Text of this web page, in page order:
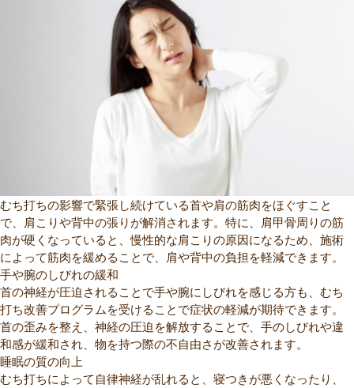
むち打ちの影響で緊張し続けている首や肩の筋肉をほぐすこと
で、肩こりや背中の張りが解消されます。特に、肩甲骨周りの筋
肉が硬くなっていると、慢性的な肩こりの原因になるため、施術
によって筋肉を緩めることで、肩や背中の負担を軽減できます。
手や腕のしびれの緩和
首の神経が圧迫されることで手や腕にしびれを感じる方も、むち
打ち改善プログラムを受けることで症状の軽減が期待できます。
首の歪みを整え、神経の圧迫を解放することで、手のしびれや違
和感が緩和され、物を持つ際の不自由さが改善されます。
睡眠の質の向上
むち打ちによって自律神経が乱れると、寝つきが悪くなったり、